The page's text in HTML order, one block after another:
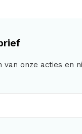
onze acties en